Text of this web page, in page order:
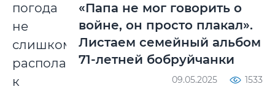
погода
не
слишком
располагает
к
«Папа не мог говорить о
войне, он просто плакал».
Листаем семейный альбом
71-летней бобруйчанки
09.05.2025 1533